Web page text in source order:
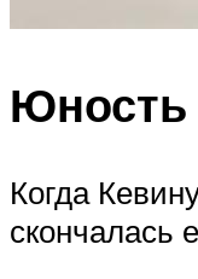
Юность
Когда
скончалась